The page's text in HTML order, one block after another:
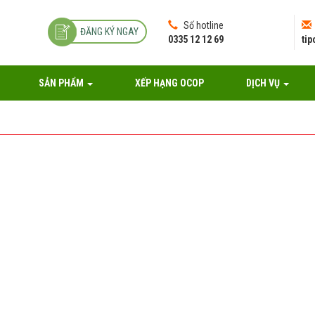
ĐĂNG KÝ NGAY
Số hotline
0335 12 12 69
SẢN PHẨM XẾP HẠNG OCOP DỊCH VỤ